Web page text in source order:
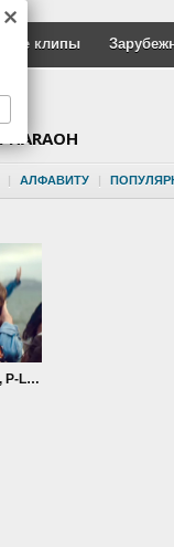
клипы
| АЛФАВИТУ |
G-Eazy ft. Nef The Pharaoh, P-Lo — Power